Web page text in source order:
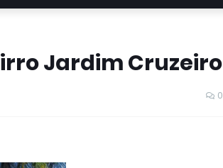
Jardim Cruzeiro
0